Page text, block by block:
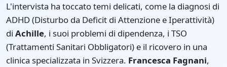
L'intervista ha toccato temi delicati, come la diagnosi di
ADHD (Disturbo da Deficit di Attenzione e Iperattività)
di Achille, i suoi problemi di dipendenza, i TSO
(Trattamenti Sanitari Obbligatori) e il ricovero in una
clinica specializzata in Svizzera. Francesca Fagnani,